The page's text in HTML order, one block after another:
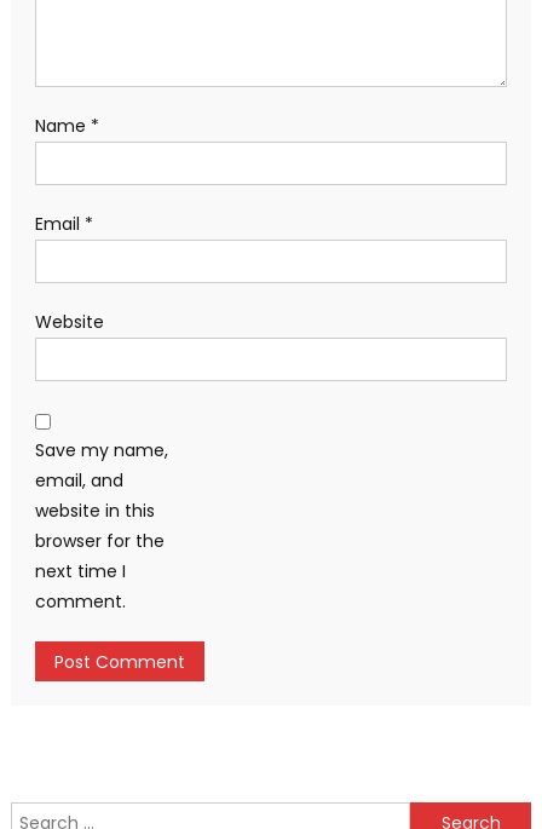
Name *
Email *
Website
Save my name,
email, and
website in this
browser for the
next time I
comment.
Search